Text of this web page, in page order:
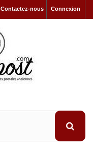
Connexion
Contactez-nous